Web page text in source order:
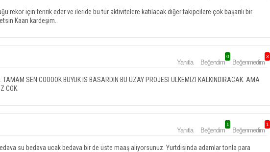
rekor için tenrik eder ve ileride bu tür aktivitelere katılacak diğer takipcilere çok başarılı bir
Kaan kardeşim..
Yanıtla Beğendim
0
Beğenmedim
3
TAMAM SEN COOOOK BUYUK IS BASARDIN BU UZAY PROJESI ULKEMIZI KALKINDIRACAK. AMA
COK.
Yanıtla Beğendim
1
Beğenmedim
1
su bedava ucak bedava bir de üste maaş aliyorsunuz. Yurtdisinda adamlar tonla para